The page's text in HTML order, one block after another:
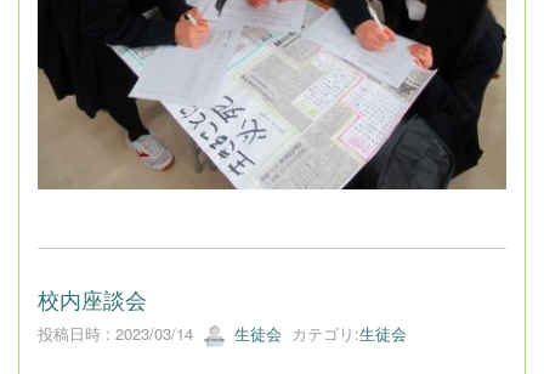
校内座談会
投稿日時 : 2023/03/14 生徒会 カテゴリ:生徒会